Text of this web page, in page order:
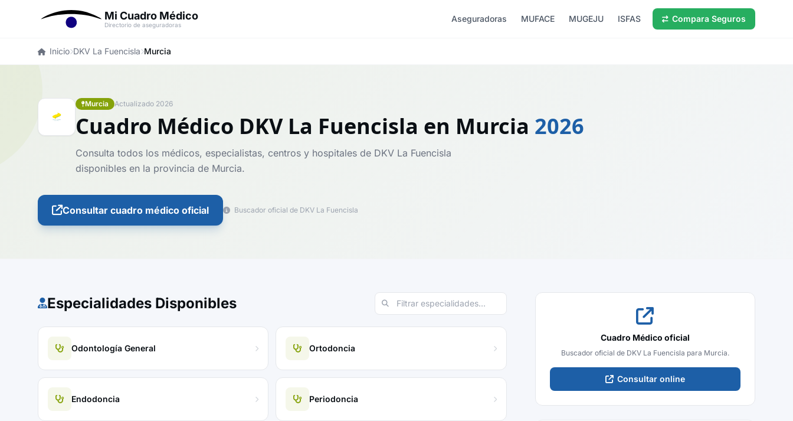
Mi Cuadro Médico
Directorio de aseguradoras
Aseguradoras MUFACE MUGEJU ISFAS Compara Seguros
Inicio DKV La Fuencisla Murcia
Murcia Actualizado 2026
Cuadro Médico DKV La Fuencisla en Murcia 2026
Consulta todos los médicos, especialistas, centros y hospitales de DKV La Fuencisla
disponibles en la provincia de Murcia.
Consultar cuadro médico oficial Buscador oficial de DKV La Fuencisla
Especialidades Disponibles
Odontología General Ortodoncia
Endodoncia Periodoncia
Cuadro Médico oficial
Buscador oficial de DKV La Fuencisla para Murcia.
Consultar online